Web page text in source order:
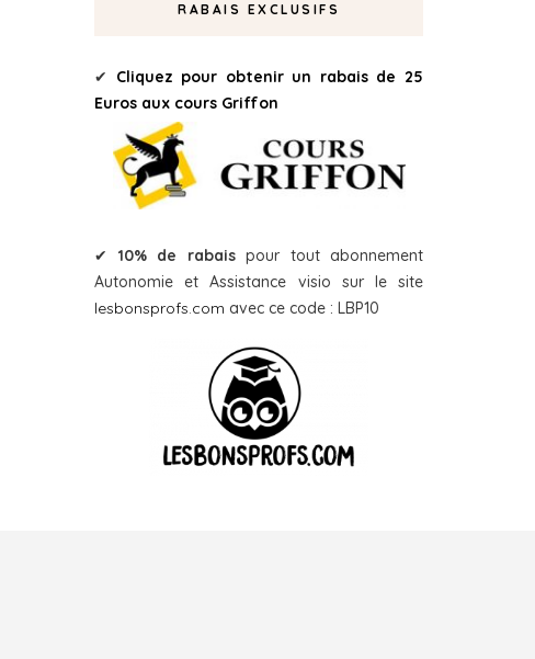
RABAIS EXCLUSIFS
✔ Cliquez pour obtenir un rabais de 25
Euros aux cours Griffon
✔ 10% de rabaispour tout abonnement
Autonomie et Assistance visio sur le site
lesbonsprofs.com avec ce code : LBP10